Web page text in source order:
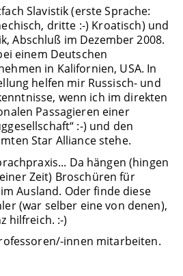
Slavistik (erste Sprache:
dritte :-) Kroatisch) und
Abschluß im Dezember 2008.
einem Deutschen
in Kalifornien, USA. In
helfen mir Russisch- und
wenn ich im direkten
Passagieren einer
:-) und den
Star Alliance stehe.
Da hängen (hingen
Zeit) Broschüren für
Ausland. Oder finde diese
(war selber eine von denen),
hilfreich. :-)
innen mitarbeiten.